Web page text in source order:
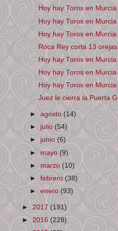
Hoy hay Toros en
Hoy hay Toros en
Hoy hay Toros en
Roca Rey corta 13
Hoy hay Toros en
Hoy hay Toros en
Hoy hay Toros en
Juez le cierra la Puerta
►agosto(14)
► julio(54)
►junio(6)
►mayo(9)
► marzo(10)
►febrero(38)
►enero(93)
►2017(191)
►2016(228)